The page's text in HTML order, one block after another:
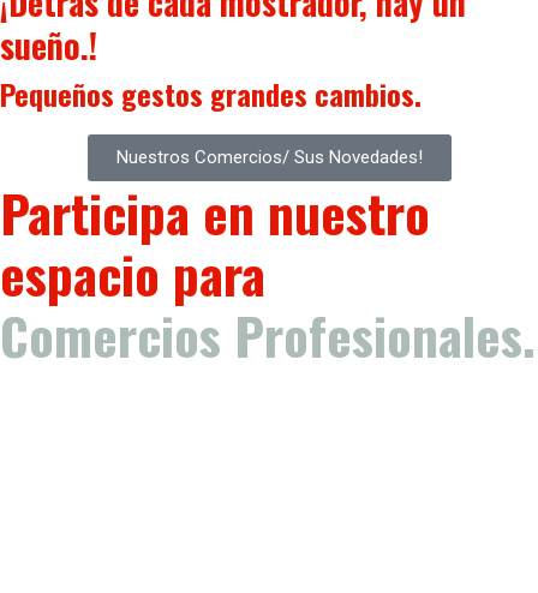
sueño.!
Pequeños gestos grandes cambios.
Nuestros Comercios/ Sus Novedades!
Participa en nuestro
espacio para
Comercios Profesionales.